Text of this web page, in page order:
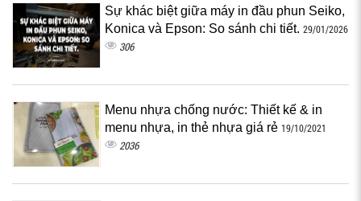
Sự khác biệt giữa máy in đầu phun Seiko,
Konica và Epson: So sánh chi tiết. 29/01/2026
306
Menu nhựa chống nước: Thiết kế & in
menu nhựa, in thẻ nhựa giá rẻ 19/10/2021
2036